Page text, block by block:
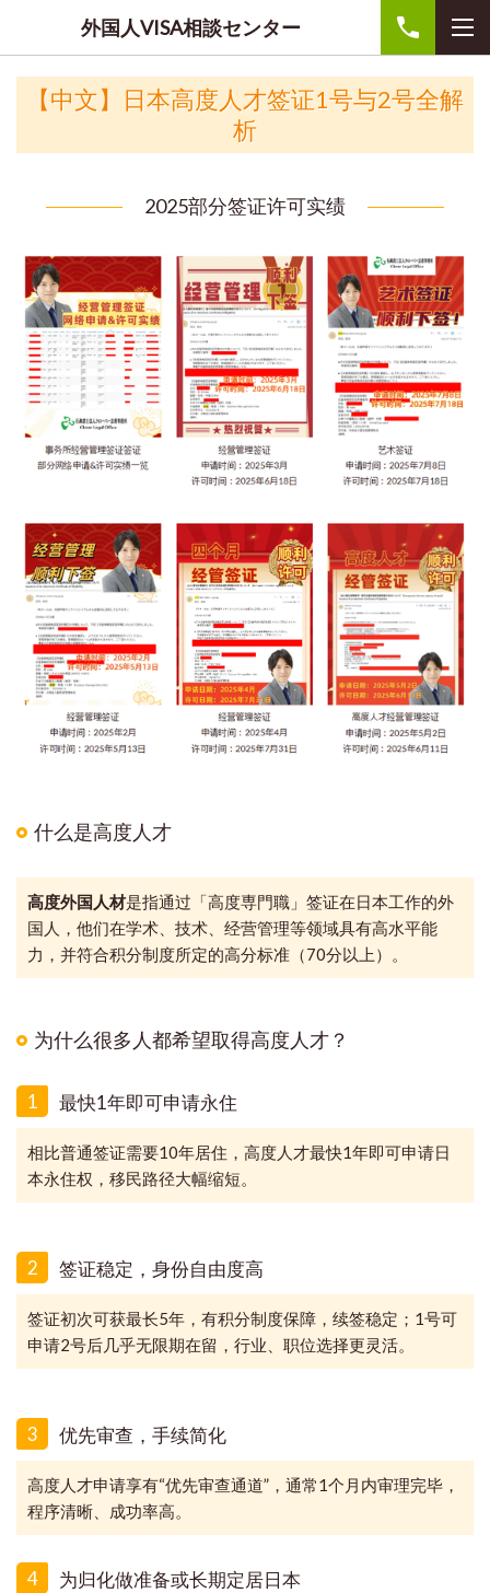
外国人VISA相談センター
【中文】 日本高度人才签证1号与2号全解
析
2025部分签证许可实绩
什么是高度人才
高度外国人材是指通过「高度専門職」签证在日本工作的外
国人，他们在学术、技术、经营管理等领域具有高水平能
力，并符合积分制度所定的高分标准（70分以上）。
为什么很多人都希望取得高度人才？
1 最快1年即可申请永住
相比普通签证需要10年居住，高度人才最快1年即可申请日
本永住权，移民路径大幅缩短。
2 签证稳定，身份自由度高
签证初次可获最长5年，有积分制度保障，续签稳定；1号可
申请2号后几乎无限期在留，行业、职位选择更灵活。
3 优先审查，手续简化
高度人才申请享有“优先审查通道”，通常1个月内审理完毕，
程序清晰、成功率高。
4 为归化做准备或长期定居日本